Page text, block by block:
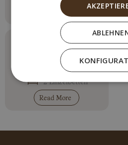
Read More
Penthouse-
Apartment
Max. 2 personen
2 Einzelbetten
Read More